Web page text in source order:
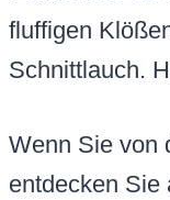
fluffigen
Schnittlauch.
Wenn Sie von
entdecken Sie